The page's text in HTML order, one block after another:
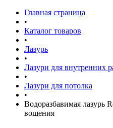
Главная страница
•
Каталог товаров
•
Лазурь
•
Лазури для внутренних
•
Лазури для потолка
•
Водоразбавимая лазурь
вощения